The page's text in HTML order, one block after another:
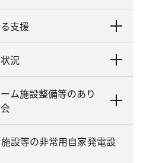
支援
況
ム施設整備等のあり
設等の非常用自家発電設